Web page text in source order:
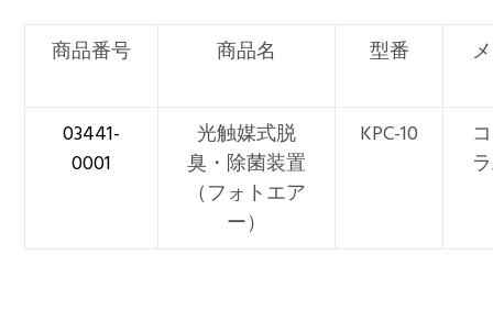
商品番号 商品名 型番
03441-
0001
光触媒式脱
臭・除菌装置
（フォトエア
ー）
KPC-10